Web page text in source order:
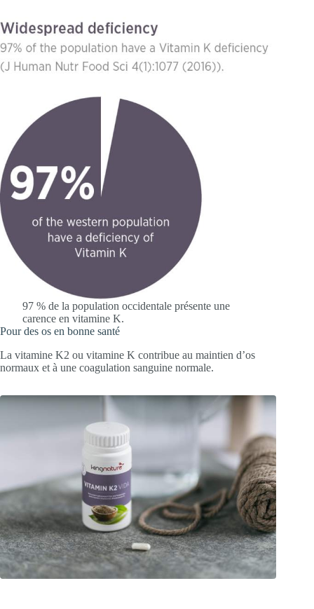
97 % de la population occidentale présente une
carence en vitamine K.
Pour des os en bonne santé
La vitamine K2 ou vitamine K contribue au maintien d’os
normaux et à une coagulation sanguine normale.